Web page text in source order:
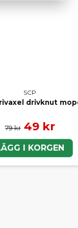
SCP
drivknut
79 kr 49 kr
I KORGEN